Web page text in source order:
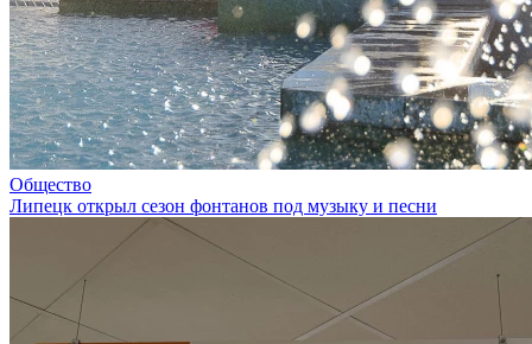
Общество
Липецк открыл сезон фонтанов под музыку и песни